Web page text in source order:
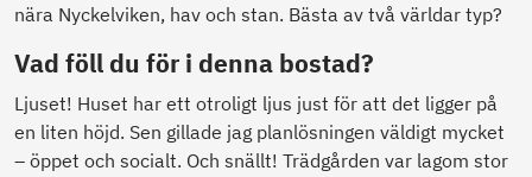
nära Nyckelviken, hav och stan. Bästa av två världar typ?
Vad föll du för i denna bostad?
Ljuset! Huset har ett otroligt ljus just för att det ligger på
en liten höjd. Sen gillade jag planlösningen väldigt mycket
– öppet och socialt. Och snällt! Trädgården var lagom stor